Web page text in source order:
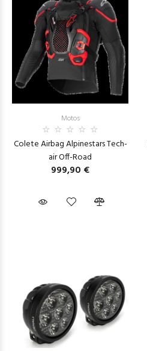
Motos
Colete Airbag Alpinestars Tech-
air Off-Road
999,90 €